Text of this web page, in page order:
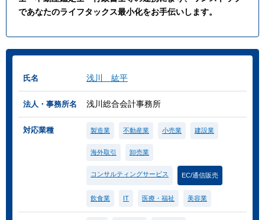
であなたのライフタックス最小化をお手伝いします。
氏名 浅川 紘平
法人・事務所名 浅川総合会計事務所
対応業種 製造業 不動産業 小売業 建設業
海外取引 卸売業
コンサルティングサービス EC/通信販売
飲食業 IT 医療・福祉 美容業